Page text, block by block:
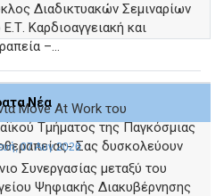
Διαδικτυακών Σεμιναρίων
Καρδιοαγγειακή και
–...
Move At Work του
Τμήματος της Παγκόσμιας
Σας δυσκολεύουν
Νέα
07 Αυγ 2026
Συνεργασίας μεταξύ του
Ψηφιακής Διακυβέρνησης